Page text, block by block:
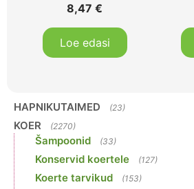
8,47€
Loe edasi
HAPNIKUTAIMED (23)
KOER (2270)
Šampoonid (33)
Konservid koertele (127)
Koerte tarvikud (153)